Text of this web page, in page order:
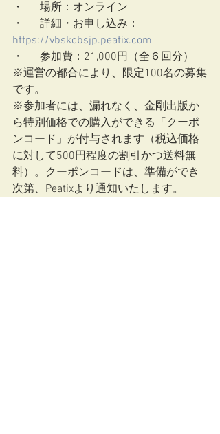
・	場所：オンライン
・	詳細・お申し込み：
https://vbskcbsjp.peatix.com
・	参加費：21,000円（全６回分）
※運営の都合により、限定100名の募集
です。
※参加者には、漏れなく、金剛出版か
ら特別価格での購入ができる「クーポ
ンコード」が付与されます（税込価格
に対して500円程度の割引かつ送料無
料）。クーポンコードは、準備ができ
次第、Peatixより通知いたします。